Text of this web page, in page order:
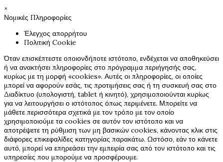
×
Νομικές Πληροφορίες
Έλεγχος απορρήτου
Πολιτική Cookie
Όταν επισκέπτεστε οποιονδήποτε ιστότοπο, ενδέχεται να αποθηκεύσει
ή να ανακτήσει πληροφορίες στο πρόγραμμα περιήγησής σας,
κυρίως με τη μορφή «cookies». Αυτές οι πληροφορίες, οι οποίες
μπορεί να αφορούν εσάς, τις προτιμήσεις σας ή τη συσκευή σας στο
Διαδίκτυο (υπολογιστή, tablet ή κινητό), χρησιμοποιούνται κυρίως
για να λειτουργήσει ο ιστότοπος όπως περιμένετε. Μπορείτε να
μάθετε περισσότερα σχετικά με τον τρόπο με τον οποίο
χρησιμοποιούμε τα cookies σε αυτόν τον ιστότοπο και να
αποτρέψετε τη ρύθμιση των μη βασικών cookies, κάνοντας κλικ στις
διάφορες επικεφαλίδες κατηγορίας παρακάτω. Ωστόσο, εάν το κάνετε
αυτό, μπορεί να επηρεάσει την εμπειρία σας από τον ιστότοπο και τις
υπηρεσίες που μπορούμε να προσφέρουμε.